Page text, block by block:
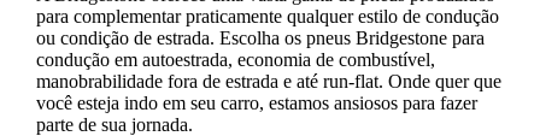
para complementar praticamente qualquer estilo de condução
ou condição de estrada. Escolha os pneus Bridgestone para
condução em autoestrada, economia de combustível,
manobrabilidade fora de estrada e até run-flat. Onde quer que
você esteja indo em seu carro, estamos ansiosos para fazer
parte de sua jornada.